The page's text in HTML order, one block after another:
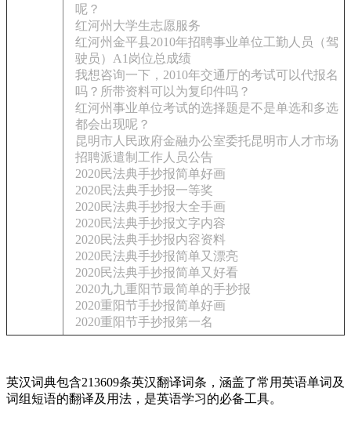
呢？
红河州大学生志愿服务
红河州金平县2010年招聘事业单位工勤人员（驾
驶员）A1岗位总成绩
我想咨询一下，2010年交通厅的考试可以代报名
吗？所带资料可以为复印件吗？
红河州事业单位考试的选择题是不是单选和多选
都会出现呢？
昆明市人民政府金融办公室委托昆明市人才市场
招聘派遣制工作人员公告
2020民法典手抄报简单好画
2020民法典手抄报一等奖
2020民法典手抄报大全手画
2020民法典手抄报文字内容
2020民法典手抄报内容资料
2020民法典手抄报简单又漂亮
2020民法典手抄报简单又好看
2020九九重阳节最简单的手抄报
2020重阳节手抄报简单好画
2020重阳节手抄报第一名
英汉词典包含213609条英汉翻译词条，涵盖了常用英语单词及
词组短语的翻译及用法，是英语学习的必备工具。